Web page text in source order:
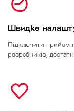
Швидке
Підключити прийом
розробників,